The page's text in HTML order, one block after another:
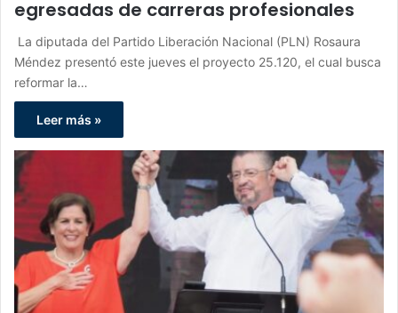
egresadas de carreras profesionales
La diputada del Partido Liberación Nacional (PLN) Rosaura
Méndez presentó este jueves el proyecto 25.120, el cual busca
reformar la…
Leer más »